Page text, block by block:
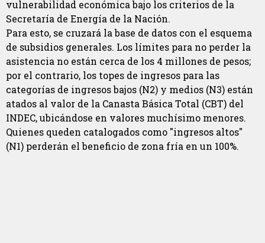
vulnerabilidad económica bajo los criterios de la
Secretaría de Energía de la Nación.
Para esto, se cruzará la base de datos con el esquema
de subsidios generales. Los límites para no perder la
asistencia no están cerca de los 4 millones de pesos;
por el contrario, los topes de ingresos para las
categorías de ingresos bajos (N2) y medios (N3) están
atados al valor de la Canasta Básica Total (CBT) del
INDEC, ubicándose en valores muchísimo menores.
Quienes queden catalogados como "ingresos altos"
(N1) perderán el beneficio de zona fría en un 100%.